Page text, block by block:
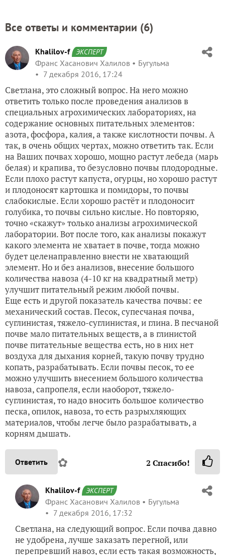
Все ответы и комментарии (6)
Khalilov-f ЭКСПЕРТ
Франс Хасанович Халилов
Бугульма
7 декабря 2016, 17:24
Светлана, это сложный вопрос. На него можно
ответить только после проведения анализов в
специальных агрохимических лабораториях, на
содержание основных питательных элементов:
азота, фосфора, калия, а также кислотности почвы. А
так, в очень общих чертах, можно ответить так. Если
на Ваших почвах хорошо, мощно растут лебеда (марь
белая) и крапива, то безусловно почвы плодородные.
Если плохо растут капуста, огурцы, но хорошо растут
и плодоносят картошка и помидоры, то почвы
слабокислые. Если хорошо растёт и плодоносит
голубика, то почвы сильно кислые. Но повторяю,
точно «скажут» только анализы агрохимической
лаборатории. Вот после того, как анализы покажут
какого элемента не хватает в почве, тогда можно
будет целенаправленно внести не хватающий
элемент. Но и без анализов, внесение большого
количества навоза (4-10 кг на квадратный метр)
улучшит питательный режим любой почвы.
Еще есть и другой показатель качества почвы: ее
механический состав. Песок, супесчаная почва,
суглинистая, тяжело-суглинистая, и глина. В песчаной
почве мало питательных веществ, а в глинистой
почве питательные вещества есть, но в них нет
воздуха для дыхания корней, такую почву трудно
копать, разрабатывать. Если почвы песок, то ее
можно улучшить внесением большого количества
навоза, сапропеля, если наоборот, тяжело-
суглинистая, то надо вносить большое количество
песка, опилок, навоза, то есть разрыхляющих
материалов, чтобы легче было разрабатывать, а
корням дышать.
Ответить ✿ 2 Спасибо!
Khalilov-f ЭКСПЕРТ
Франс Хасанович Халилов
Бугульма
7 декабря 2016, 17:32
Светлана, на следующий вопрос. Если почва давно
не удобрена, лучше заказать перегной, или
перепревший навоз, если есть такая возможность,